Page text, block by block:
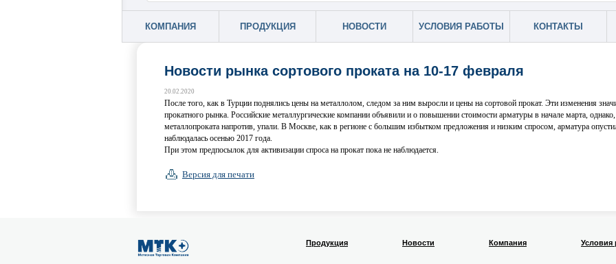
КОМПАНИЯ ПРОДУКЦИЯ НОВОСТИ УСЛОВИЯ РАБОТЫ КОНТАКТЫ
Новости рынка сортового проката на 10-17 февраля
20.02.2020
После того, как в Турции поднялись цены на металлолом, следом за ним выросли и цены на сортовой прокат. Эти изменения
прокатного рынка. Российские металлургические компании объявили и о повышении стоимости арматуры в начале марта,
металлопроката напротив, упали. В Москве, как в регионе с большим избытком предложения и низким спросом, арматура
наблюдалась осенью 2017 года.
При этом предпосылок для активизации спроса на прокат пока не наблюдается.
Версия для печати
Продукция Новости Компания Условия